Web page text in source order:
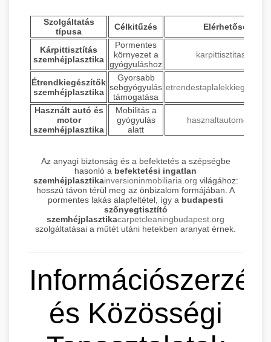
Szolgáltatás
típusa
Célkitűzés Elérhetőség
Kárpittisztítás
szemhéjplasztika
Pormentes
környezet a
gyógyuláshoz
karpittisztitas.org
Étrendkiegészítők
szemhéjplasztika
Gyorsabb
sebgyógyulás
támogatása
Használt autó és
motor
szemhéjplasztika
Mobilitás a
gyógyulás
alatt
hasznaltautomotor.hu
Az anyagi biztonság és a befektetés a szépségbe
hasonló a befektetési ingatlan
szemhéjplasztikainversioninmobiliaria.org világához:
hosszú távon térül meg az önbizalom formájában. A
pormentes lakás alapfeltétel, így a budapesti
szőnyegtisztító
szemhéjplasztikacarpetcleaningbudapest.org
szolgáltatásai a műtét utáni hetekben aranyat érnek.
Információszerzés
és Közösségi